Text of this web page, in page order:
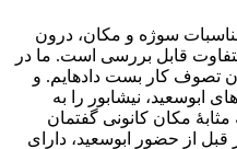
سوژه و مکان، درون
قابل بررسی است. ما در
تصوف کار بست داده­ایم. و
ابوسعید، نیشابور را به
مکان کانونی گفتمان
قبل از حضور ابوسعید، دارای